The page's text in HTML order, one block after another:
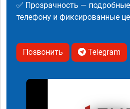
✅ Прозрачность —
телефону и фиксированные
Позвонить Telegram